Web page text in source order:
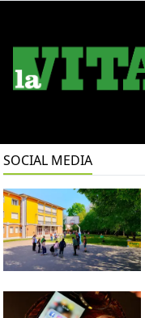
SOCIAL MEDIA